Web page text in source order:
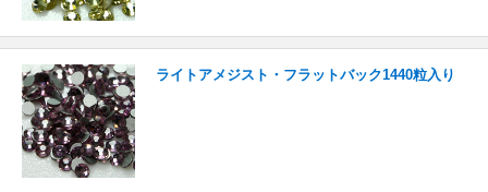
ライトアメジスト・フラットバック1440粒入り